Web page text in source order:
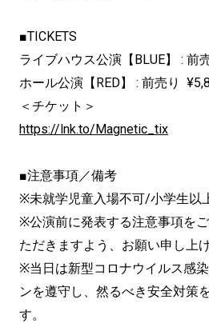
■TICKETS
ライブハウス公演【BLUE】 : 前
ホール公演【RED】 : 前売り
＜チケット＞
https://lnk.to/Magnetic_tix
■注意事項／備考
※未就学児童入場不可/小学生以
※公演前に発表する注意事項を
ただきますよう、お願い申し上げ
※当日は新型コロナウイルス感
ンを遵守し、然るべき安全対策
す。